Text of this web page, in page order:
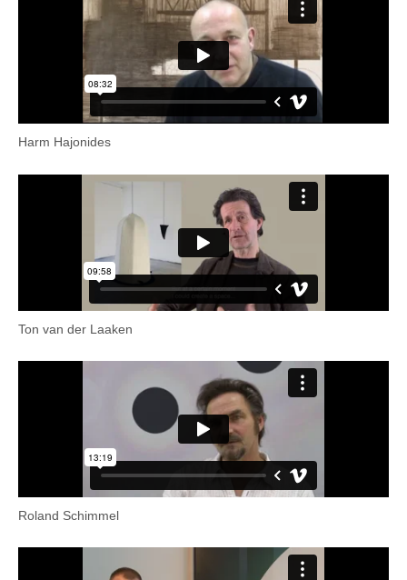
Harm Hajonides
Ton van der Laaken
Roland Schimmel